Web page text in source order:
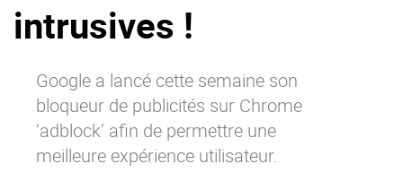
La Plateforme
Internationalisation
Mobile
No code
intrusives !
Google a lancé cette semaine son
bloqueur de publicités sur Chrome
‘adblock’ afin de permettre une
meilleure expérience utilisateur.